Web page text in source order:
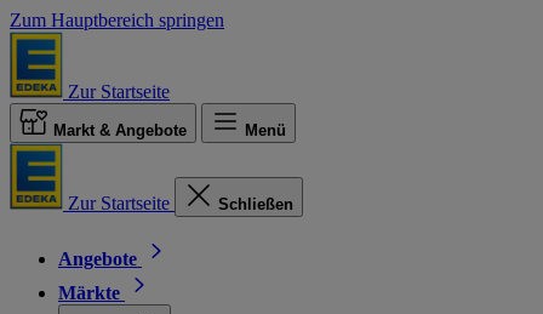
Zum Hauptbereich springen
Zur Startseite
Markt & Angebote Menü
Zur Startseite Schließen
Angebote
Märkte